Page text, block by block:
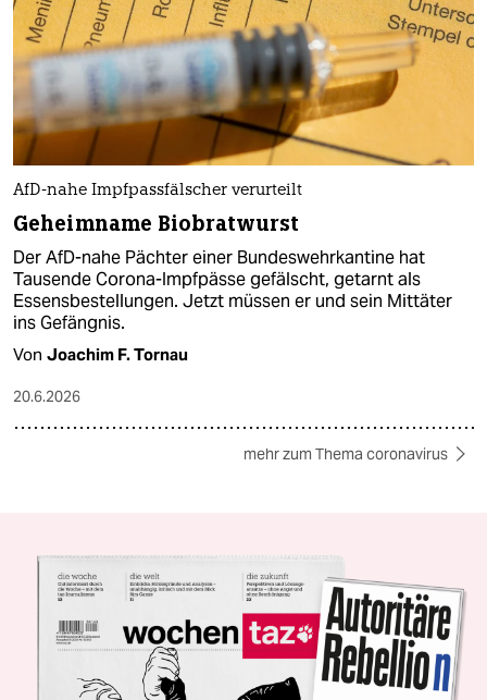
AfD-nahe Impfpassfälscher verurteilt
Geheimname Biobratwurst
Der AfD-nahe Pächter einer Bundeswehrkantine hat
Tausende Corona-Impfpässe gefälscht, getarnt als
Essensbestellungen. Jetzt müssen er und sein Mittäter
ins Gefängnis.
Von Joachim F. Tornau
20.6.2026
mehr zum Thema coronavirus